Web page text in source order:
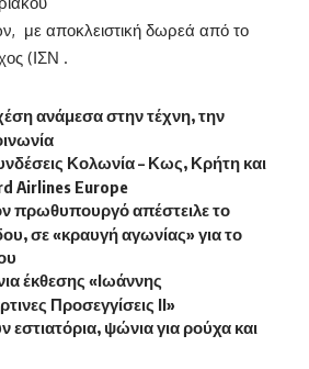
με αποκλειστική δωρεά από το
(ΙΣΝ .
ανάμεσα στην τέχνη, την
Κολωνία – Κως, Κρήτη και
Airlines Europe
πρωθυπουργό απέστειλε το
σε «κραυγή αγωνίας» για το
έκθεσης «Ιωάννης
Προσεγγίσεις ΙΙ»
εστιατόρια, ψώνια για ρούχα και